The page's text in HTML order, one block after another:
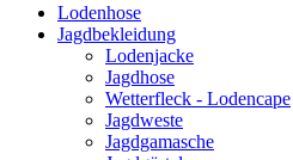
Lodenhose
Jagdbekleidung
Lodenjacke
Jagdhose
Wetterfleck - Lodencape
Jagdweste
Jagdgamasche